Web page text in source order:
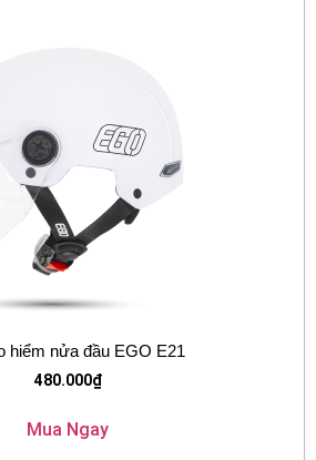
hiểm nửa đầu EGO E21
480.000₫
Mua Ngay